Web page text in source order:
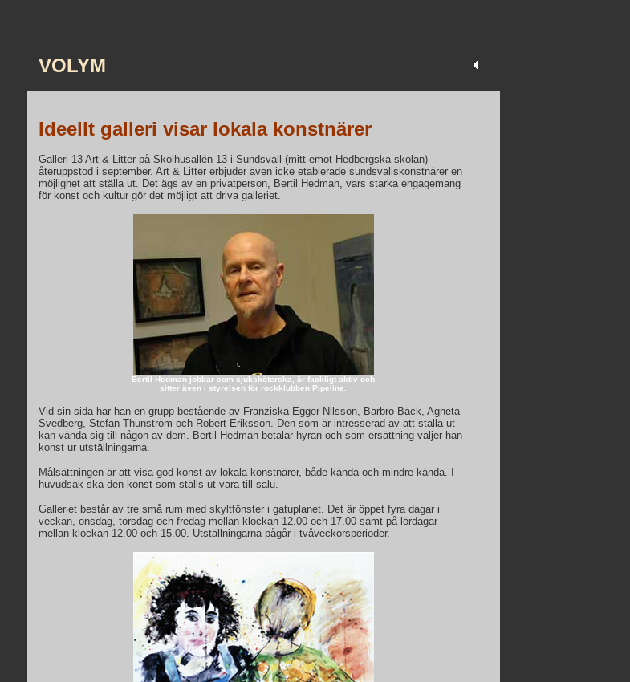
VOLYM
Ideellt galleri visar lokala konstnärer
Galleri 13 Art & Litter på Skolhusallén 13 i Sundsvall (mitt emot Hedbergska skolan)
återuppstod i september. Art & Litter erbjuder även icke etablerade sundsvallskonstnärer en
möjlighet att ställa ut. Det ägs av en privatperson, Bertil Hedman, vars starka engagemang
för konst och kultur gör det möjligt att driva galleriet.
Bertil Hedman jobbar som sjuksköterska, är fackligt aktiv och
sitter även i styrelsen för rockklubben Pipeline.
Vid sin sida har han en grupp bestående av Franziska Egger Nilsson, Barbro Bäck, Agneta
Svedberg, Stefan Thunström och Robert Eriksson. Den som är intresserad av att ställa ut
kan vända sig till någon av dem. Bertil Hedman betalar hyran och som ersättning väljer han
konst ur utställningarna.
Målsättningen är att visa god konst av lokala konstnärer, både kända och mindre kända. I
huvudsak ska den konst som ställs ut vara till salu.
Galleriet består av tre små rum med skyltfönster i gatuplanet. Det är öppet fyra dagar i
veckan, onsdag, torsdag och fredag mellan klockan 12.00 och 17.00 samt på lördagar
mellan klockan 12.00 och 15.00. Utställningarna pågår i tvåveckorsperioder.